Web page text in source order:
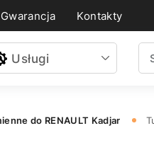
Gwarancja Kontakty
Usługi
do RENAULT Kadjar